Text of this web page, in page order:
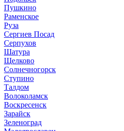
Пушкино
Раменское
Руза
Сергиев Посад
Серпухов
Шатура
Щелково
Солнечногорск
Ступино
Талдом
Волоколамск
Воскресенск
Зарайск
Зеленоград